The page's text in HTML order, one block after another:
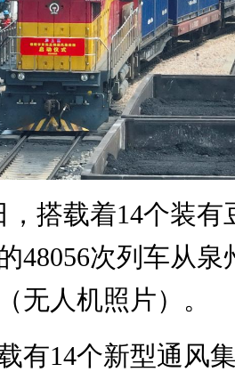
搭载着14个装有
48056次列车从泉
无人机照片）。
14个新型通风集